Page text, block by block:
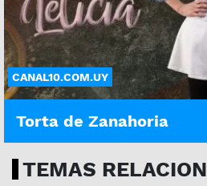
CANAL10.COM.UY
Torta de Zanahoria
TEMAS